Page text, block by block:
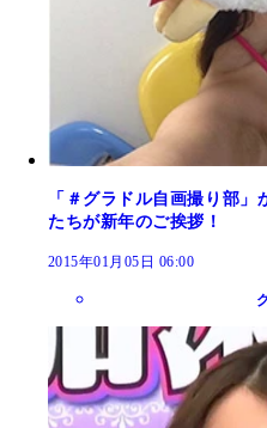
「＃グラドル自画撮り部
たちが新年のご挨拶！
2015年01月05日 06:00